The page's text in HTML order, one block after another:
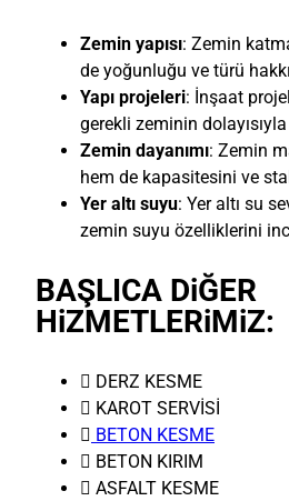
Zemin yapısı: Zemin
de yoğunluğu ve türü
Yapı projeleri: İnşaat
gerekli zeminin
Zemin dayanımı: Zemin
hem de kapasitesini ve
Yer altı suyu: Yer altı su
zemin suyu özelliklerini
BAŞLICA DiĞER
HiZMETLERiMiZ:
 DERZ KESME
 KAROT SERVİSİ
 BETON KESME
 BETON KIRIM
 ASFALT KESME